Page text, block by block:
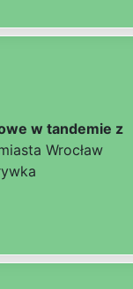
w tandemie z
Wrocław